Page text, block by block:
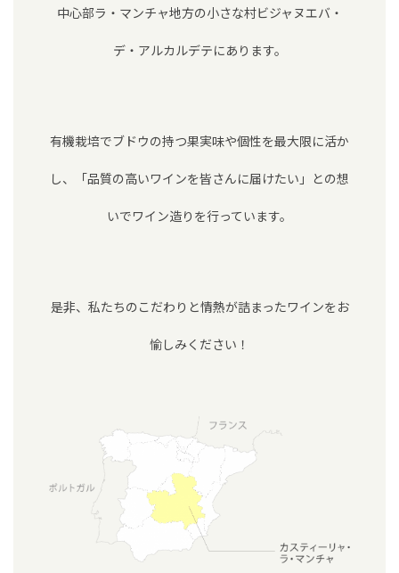
中心部ラ・マンチャ地方の小さな村ビジャヌエバ・
デ・アルカルデテにあります。
有機栽培でブドウの持つ果実味や個性を最大限に活か
し、 「品質の高いワインを皆さんに届けたい」との想
いでワイン造りを行っています。
是非、私たちのこだわりと情熱が詰まったワインをお
愉しみください！